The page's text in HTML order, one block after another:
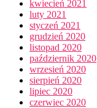
kwiecień 2021
luty 2021
styczeń 2021
grudzień 2020
listopad 2020
październik 2020
wrzesień 2020
sierpień 2020
lipiec 2020
czerwiec 2020